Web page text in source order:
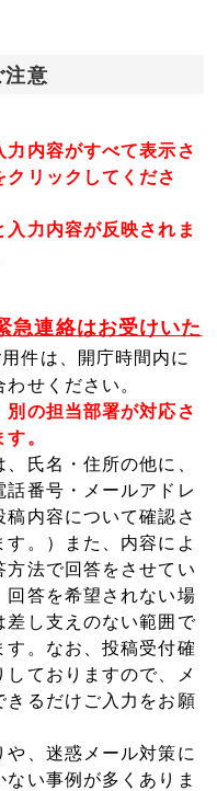
注意
内容がすべて表示さ
リックしてくださ
力内容が反映されま
急連絡はお受けいた
件は、開庁時間内に
せください。
の担当部署が対応さ
。
氏名・住所の他に、
番号・メールアドレ
内容について確認さ
。）また、内容によ
方法で回答をさせてい
回答を希望されない場
差し支えのない範囲で
す。なお、投稿受付確
ておりますので、メ
きるだけご入力をお願
や、迷惑メール対策に
い事例が多くありま